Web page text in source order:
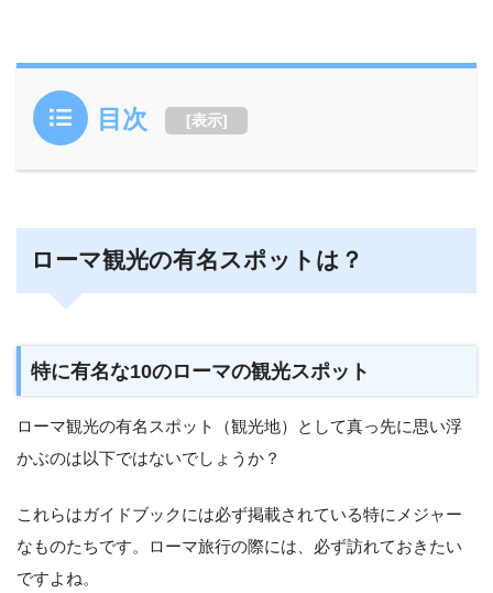
目次 [表示]
ローマ観光の有名スポットは？
特に有名な10のローマの観光スポット
ローマ観光の有名スポット（観光地）として真っ先に思い浮
かぶのは以下ではないでしょうか？
これらはガイドブックには必ず掲載されている特にメジャー
なものたちです。ローマ旅行の際には、必ず訪れておきたい
ですよね。